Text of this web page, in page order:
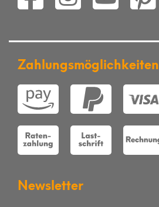
Zahlungsmöglichkeiten
Newsletter